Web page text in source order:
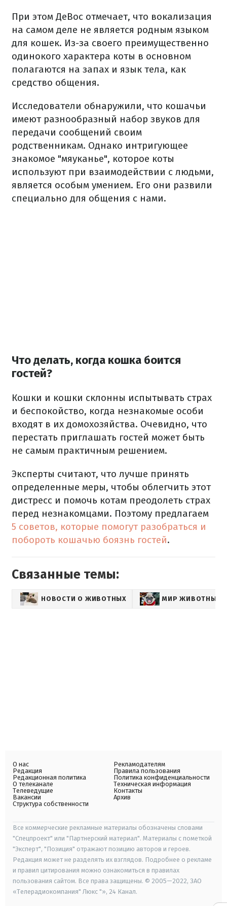
При этом ДеВос отмечает, что вокализация
на самом деле не является родным языком
для кошек. Из-за своего преимущественно
одинокого характера коты в основном
полагаются на запах и язык тела, как
средство общения.
Исследователи обнаружили, что кошачьи
имеют разнообразный набор звуков для
передачи сообщений своим
родственникам. Однако интригующее
знакомое "мяуканье", которое коты
используют при взаимодействии с людьми,
является особым умением. Его они развили
специально для общения с нами.
Что делать, когда кошка боится
гостей?
Кошки и кошки склонны испытывать страх
и беспокойство, когда незнакомые особи
входят в их домохозяйства. Очевидно, что
перестать приглашать гостей может быть
не самым практичным решением.
Эксперты считают, что лучше принять
определенные меры, чтобы облегчить этот
дистресс и помочь котам преодолеть страх
перед незнакомцами. Поэтому предлагаем
5 советов, которые помогут разобраться и
побороть кошачью боязнь гостей.
Связанные темы:
НОВОСТИ О ЖИВОТНЫХ МИР ЖИВОТНЫХ
О нас
Редакция
Редакционная политика
О телеканале
Телеведущие
Вакансии
Структура собственности
Рекламодателям
Правила пользования
Политика конфиденциальности
Техническая информация
Контакты
Архив
Все коммерческие рекламные материалы обозначены словами
"Спецпроект" или "Партнерский материал". Материалы с пометкой
"Эксперт", "Позиция" отражают позицию авторов и героев.
Редакция может не разделять их взглядов. Подробнее о рекламе
и правил цитирования можно ознакомиться в правилах
пользования сайтом. Все права защищены. © 2005—2022, ЗАО
«Телерадиокомпания" Люкс "», 24 Канал.